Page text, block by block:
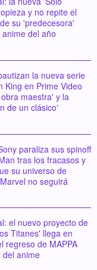
y no repite el
su 'predecesora'
del año
la nueva serie
King en Prime Video
maestra' y la
de un clásico'
paraliza sus spinoff
tras los fracasos y
su universo de
no seguirá
el nuevo proyecto de
Titanes' llega en
regreso de MAPPA
del anime